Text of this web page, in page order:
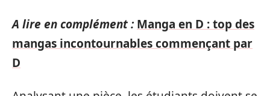
A lire en complément : Manga en D : top des
mangas incontournables commençant par
D